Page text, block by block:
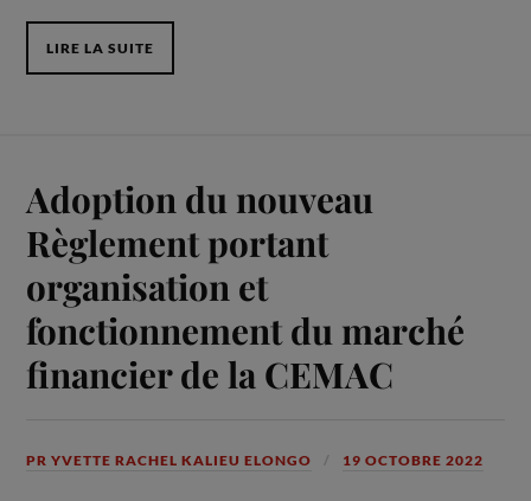
LIRE LA SUITE
Adoption du nouveau
Règlement portant
organisation et
fonctionnement du marché
financier de la CEMAC
PR YVETTE RACHEL KALIEU ELONGO 19 OCTOBRE 2022